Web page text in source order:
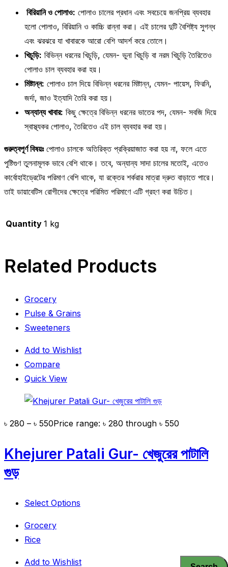
বিরিয়ানি ও পোলাও: পোলাও চালের প্রধান এবং সবচেয়ে জনপ্রিয় ব্যবহার
হলো পোলাও, বিরিয়ানি ও কাচ্চি রান্না করা। এই চালের দুটি বৈশিষ্ট্য সুগন্ধ
এবং ঝরঝরে যা খাবারকে আরো বেশি আদর্শ করে তোলে।
খিচুড়ি: বিভিন্ন ধরনের খিচুড়ি, যেমন- ভুনা খিচুড়ি বা নরম খিচুড়ি তৈরিতেও
পোলাও চাল ব্যবহার করা হয়।
মিষ্টান্ন: পোলাও চাল দিয়ে বিভিন্ন ধরনের মিষ্টান্ন, যেমন- পায়েস, ফিরনি,
জর্দা, জাও ইত্যাদি তৈরি করা হয়।
অন্যান্য খাবার: কিছু ক্ষেত্রে বিভিন্ন ধরনের ভাতের পদ, যেমন- সবজি দিয়ে
স্বাস্থ্যকর পোলাও, তৈরিতেও এই চাল ব্যবহার করা হয়।
গুরুত্বপূর্ণ বিষয়ঃপোলাও চালকে অতিরিক্ত প্রক্রিয়াজাত করা হয় না, ফলে এতে
পুষ্টিগুণ তুলনামূলক ভাবে বেশি থাকে। তবে, অন্যান্য সাদা চালের মতোই, এতেও
কার্বোহাইড্রেটের পরিমাণ বেশি থাকে, যা রক্তের শর্করার মাত্রা দ্রুত বাড়াতে পারে।
তাই ডায়াবেটিস রোগীদের ক্ষেত্রে পরিমিত পরিমাণে এটি গ্রহণ করা উচিত।
Quantity 1 kg
Related Products
Grocery
Pulse & Grains
Sweeteners
Add to Wishlist
Compare
Quick View
৳ 280 – ৳ 550Price range: ৳ 280 through ৳ 550
Khejurer Patali Gur- খেজুরের পাটালি
গুড়
Select Options
Grocery
Rice
Add to Wishlist